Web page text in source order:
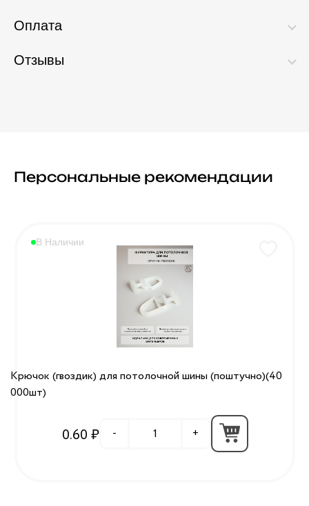
Оплата
Отзывы
Персональные рекомендации
Крючок (гвоздик) для потолочной шины (поштучно)(40
000шт)
В Наличии
0.60 ₽ - +